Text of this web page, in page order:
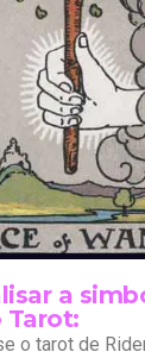
a
Tarot:
o tarot de